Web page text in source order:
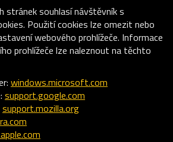
stránek souhlasí návštěvník s
Použití cookies lze omezit nebo
webového prohlížeče. Informace
prohlížeče lze naleznout na těchto
windows.microsoft.com
support.google.com
support.mozilla.org